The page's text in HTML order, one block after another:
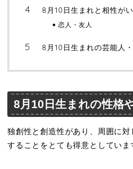
8月10日生まれと相性が
恋人・友人
8月10日生まれの芸能人
8月10日生まれの性格
独創性と創造性があり、周囲に
することをとても得意としていま